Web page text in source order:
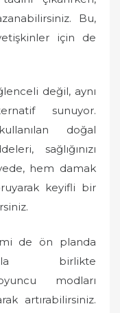
Bu,
için de
değil, aynı
sunuyor.
doğal
sağlığınızı
hem damak
keyifli bir
de ön planda
birlikte
modları
artırabilirsiniz.